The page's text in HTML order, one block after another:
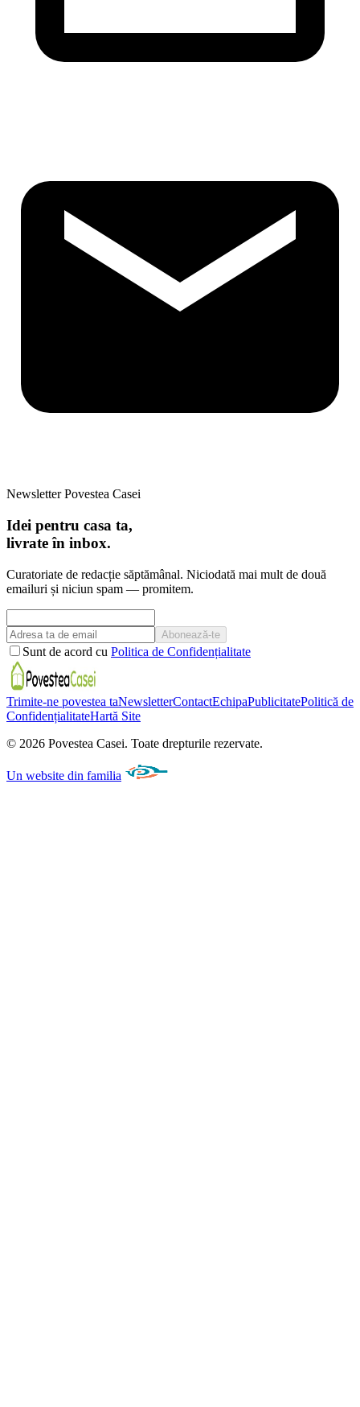
Newsletter Povestea Casei
Idei pentru casa ta,
livrate în inbox.
Curatoriate de redacție săptămânal. Niciodată mai mult de două
emailuri și niciun spam — promitem.
Abonează-te
Sunt de acord cu Politica de Confidențialitate
Trimite-ne povestea taNewsletterContactEchipaPublicitatePolitică de
ConfidențialitateHartă Site
© 2026 Povestea Casei. Toate drepturile rezervate.
Un website din familia